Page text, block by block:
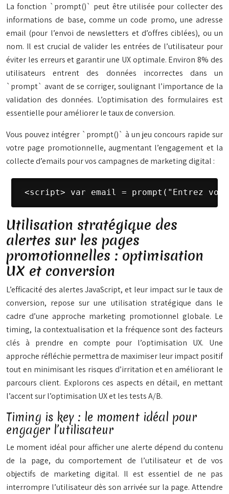
La fonction `prompt()` peut être utilisée pour collecter des
informations de base, comme un code promo, une adresse
email (pour l’envoi de newsletters et d’offres ciblées), ou un
nom. Il est crucial de valider les entrées de l’utilisateur pour
éviter les erreurs et garantir une UX optimale. Environ 8% des
utilisateurs entrent des données incorrectes dans un
`prompt` avant de se corriger, soulignant l’importance de la
validation des données. L’optimisation des formulaires est
essentielle pour améliorer le taux de conversion.
Vous pouvez intégrer `prompt()` à un jeu concours rapide sur
votre page promotionnelle, augmentant l’engagement et la
collecte d’emails pour vos campagnes de marketing digital :
<script> var email = prompt("Entrez
Utilisation stratégique des
alertes sur les pages
promotionnelles : optimisation
UX et conversion
L’efficacité des alertes JavaScript, et leur impact sur le taux de
conversion, repose sur une utilisation stratégique dans le
cadre d’une approche marketing promotionnel globale. Le
timing, la contextualisation et la fréquence sont des facteurs
clés à prendre en compte pour l’optimisation UX. Une
approche réfléchie permettra de maximiser leur impact positif
tout en minimisant les risques d’irritation et en améliorant le
parcours client. Explorons ces aspects en détail, en mettant
l’accent sur l’optimisation UX et les tests A/B.
Timing is key : le moment idéal pour
engager l’utilisateur
Le moment idéal pour afficher une alerte dépend du contenu
de la page, du comportement de l’utilisateur et de vos
objectifs de marketing digital. Il est essentiel de ne pas
interrompre l’utilisateur dès son arrivée sur la page. Attendre